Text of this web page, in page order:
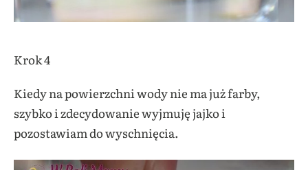
Krok 4
Kiedy na powierzchni wody nie ma już farby,
szybko i zdecydowanie wyjmuję jajko i
pozostawiam do wyschnięcia.